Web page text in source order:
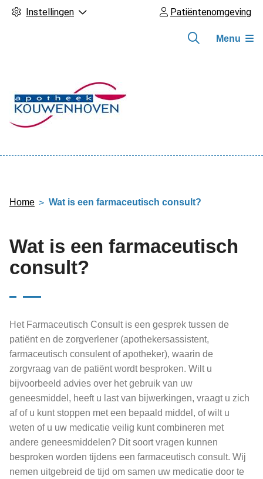
Instellingen Patiëntenomgeving
Menu
Home Wat is een farmaceutisch consult?
Wat is een farmaceutisch
consult?
Het Farmaceutisch Consult is een gesprek tussen de
patiënt en de zorgverlener (apothekersassistent,
farmaceutisch consulent of apotheker), waarin de
zorgvraag van de patiënt wordt besproken. Wilt u
bijvoorbeeld advies over het gebruik van uw
geneesmiddel, heeft u last van bijwerkingen, vraagt u zich
af of u kunt stoppen met een bepaald middel, of wilt u
weten of u uw medicatie veilig kunt combineren met
andere geneesmiddelen? Dit soort vragen kunnen
besproken worden tijdens een farmaceutisch consult. Wij
nemen uitgebreid de tijd om samen uw medicatie door te